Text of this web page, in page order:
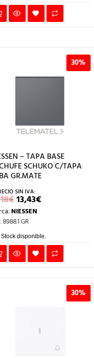
30%
– TAPA BASE
SCHUKO C/TAPA
GR.MATE
€EL
PRECIO
ORIGINAL
ERA:
19,18€.
13,43€EL
PRECIO
13,43€.
NIESSEN
8988.1 GR
Stock disponible.
30%